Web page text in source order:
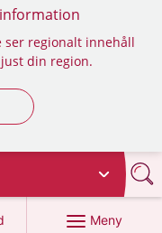
ser regionalt innehåll
din region.
Meny